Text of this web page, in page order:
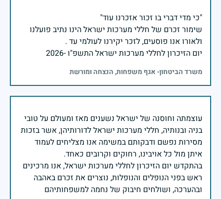
שימור זכרם של חללי מערכות ישראל הינו נתיב פועלנו
יום הזיכרון לחללי מערכות ישראל התשפ"ו -2026
משרד הביטחון- אגף משפחות, הנצחה ומורשת
עוצמתה וחוסנה של ישראל נשענים מאז ומעולם על טובי
בניה ובנותיה, חללי מערכות ישראל לדורותיהן, אשר בזכות
מסירות נפשם ודבקותם במשימה אנו מצליחים לעמוד
בהתקדש יום הזיכרון לחללי מערכות ישראל, אנו מרכינים
ראש בפני הנופלים והנופלות, נוצרים את זכרם באהבה
ובהערכה, ושולחים חיבוק של נחמה למשפחותיהם